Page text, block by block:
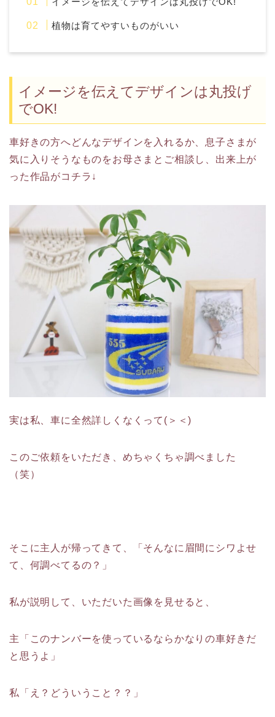
植物は育てやすいものがいい
イメージを伝えてデザインは丸投げ
でOK!
車好きの方へどんなデザインを入れるか、息子さまが
気に入りそうなものをお母さまとご相談し、出来上が
った作品がコチラ↓
実は私、車に全然詳しくなくって(＞＜)
このご依頼をいただき、めちゃくちゃ調べました
（笑）
そこに主人が帰ってきて、「そんなに眉間にシワよせ
て、何調べてるの？」
私が説明して、いただいた画像を見せると、
主「このナンバーを使っているならかなりの車好きだ
と思うよ」
私「え？どういうこと？？」